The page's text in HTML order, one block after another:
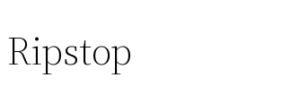
Ripstop